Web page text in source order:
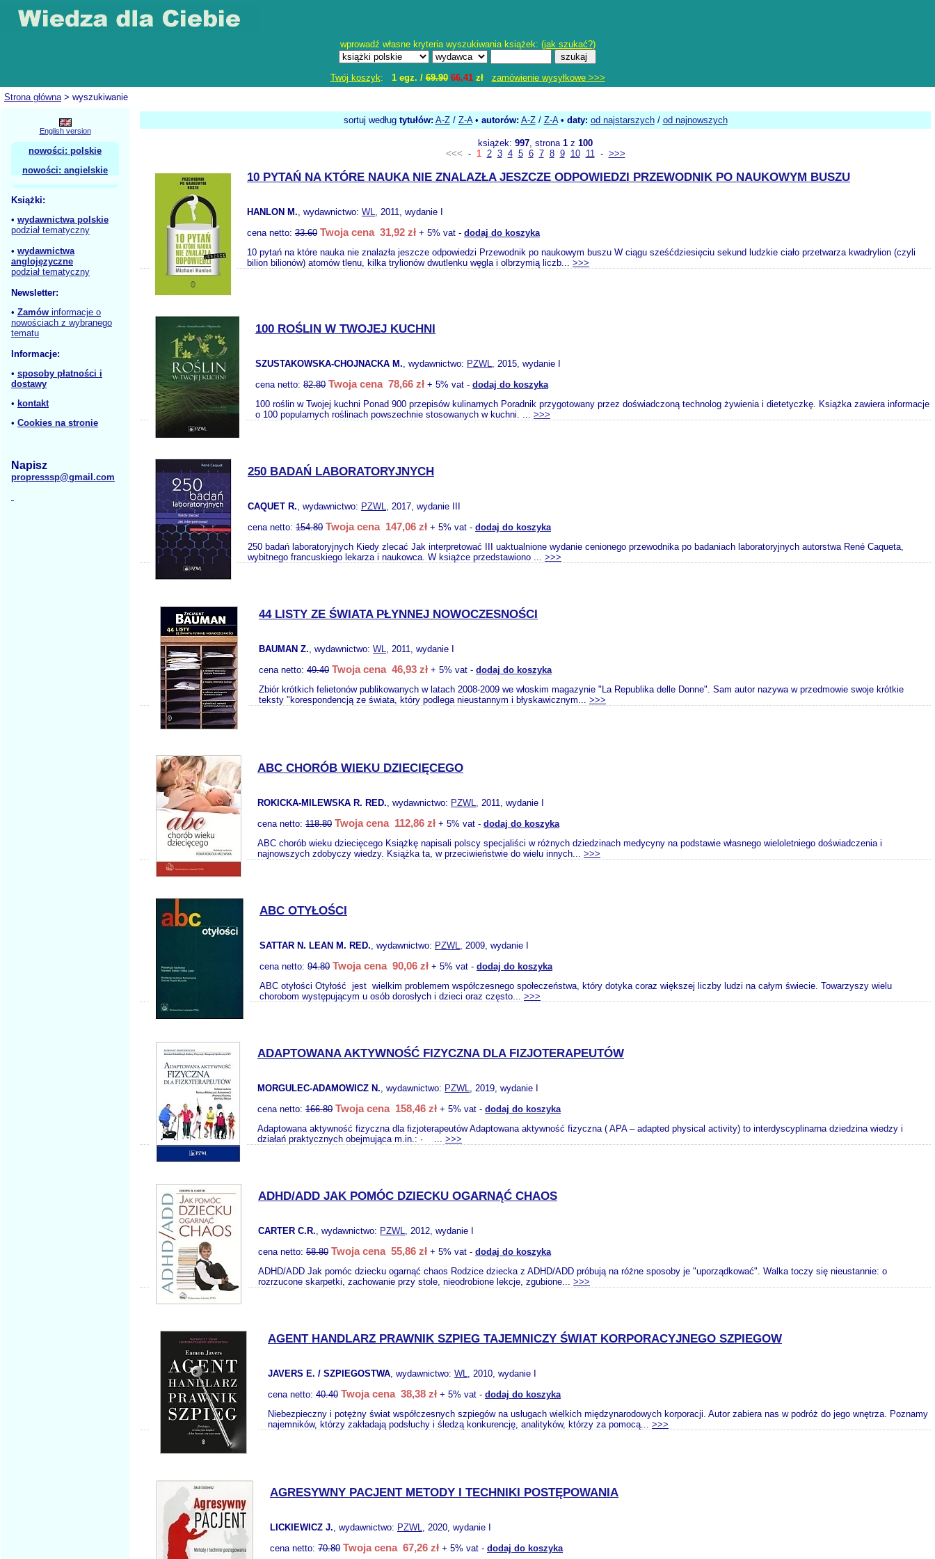
wprowadź własne kryteria wyszukiwania książek: (jak szukać?)
Twój koszyk: 1 egz. /69.90 66,41zł
zamówienie wysyłkowe >>>
Strona główna> wyszukiwanie
English version
nowości: polskie
nowości: angielskie
Książki:
• wydawnictwa polskie
podział tematyczny
• wydawnictwa
anglojęzyczne
podział tematyczny
Newsletter:
• Zamów informacje o
nowościach z wybranego
tematu
Informacje:
• sposoby płatności i
dostawy
• kontakt
• Cookies na stronie
Napisz
propresssp@gmail.com
sortuj według tytułów: A-Z/ Z-A• autorów: A-Z/ Z-A• daty: od najstarszych/ od najnowszych
książek: 997, strona 1 z 100
<<< - 1 2 3 4 5 6 7 8 9 10 11- >>>
10 PYTAŃ NA KTÓRE NAUKA NIE ZNALAZŁA JESZCZE ODPOWIEDZI PRZEWODNIK PO NAUKOWYM BUSZU
HANLON M., wydawnictwo: WL, 2011, wydanie I
cena netto: 33.60 Twoja cena 31,92 zł + 5% vat - dodaj do koszyka
10 pytań na które nauka nie znalazła jeszcze odpowiedzi Przewodnik po naukowym buszu W ciągu sześćdziesięciu sekund ludzkie ciało przetwarza kwadrylion (czyli
bilion bilionów) atomów tlenu, kilka trylionów dwutlenku węgla i olbrzymią liczb... >>>
100 ROŚLIN W TWOJEJ KUCHNI
SZUSTAKOWSKA-CHOJNACKA M., wydawnictwo: PZWL, 2015, wydanie I
cena netto: 82.80 Twoja cena 78,66 zł + 5% vat - dodaj do koszyka
100 roślin w Twojej kuchni Ponad 900 przepisów kulinarnych Poradnik przygotowany przez doświadczoną technolog żywienia i dietetyczkę. Książka zawiera informacje
o 100 popularnych roślinach powszechnie stosowanych w kuchni. ... >>>
250 BADAŃ LABORATORYJNYCH
CAQUET R., wydawnictwo: PZWL, 2017, wydanie III
cena netto: 154.80 Twoja cena 147,06 zł + 5% vat - dodaj do koszyka
250 badań laboratoryjnych Kiedy zlecać Jak interpretować III uaktualnione wydanie cenionego przewodnika po badaniach laboratoryjnych autorstwa René Caqueta,
wybitnego francuskiego lekarza i naukowca. W książce przedstawiono ... >>>
44 LISTY ZE ŚWIATA PŁYNNEJ NOWOCZESNOŚCI
BAUMAN Z., wydawnictwo: WL, 2011, wydanie I
cena netto: 49.40 Twoja cena 46,93 zł + 5% vat - dodaj do koszyka
Zbiór krótkich felietonów publikowanych w latach 2008-2009 we włoskim magazynie "La Republika delle Donne". Sam autor nazywa w przedmowie swoje krótkie
teksty "korespondencją ze świata, który podlega nieustannym i błyskawicznym... >>>
ABC CHORÓB WIEKU DZIECIĘCEGO
ROKICKA-MILEWSKA R. RED., wydawnictwo: PZWL, 2011, wydanie I
cena netto: 118.80 Twoja cena 112,86 zł + 5% vat - dodaj do koszyka
ABC chorób wieku dziecięcego Książkę napisali polscy specjaliści w różnych dziedzinach medycyny na podstawie własnego wieloletniego doświadczenia i
najnowszych zdobyczy wiedzy. Książka ta, w przeciwieństwie do wielu innych... >>>
ABC OTYŁOŚCI
SATTAR N. LEAN M. RED., wydawnictwo: PZWL, 2009, wydanie I
cena netto: 94.80 Twoja cena 90,06 zł + 5% vat - dodaj do koszyka
ABC otyłości Otyłość jest wielkim problemem współczesnego społeczeństwa, który dotyka coraz większej liczby ludzi na całym świecie. Towarzyszy wielu
chorobom występującym u osób dorosłych i dzieci oraz często... >>>
ADAPTOWANA AKTYWNOŚĆ FIZYCZNA DLA FIZJOTERAPEUTÓW
MORGULEC-ADAMOWICZ N., wydawnictwo: PZWL, 2019, wydanie I
cena netto: 166.80 Twoja cena 158,46 zł + 5% vat - dodaj do koszyka
Adaptowana aktywność fizyczna dla fizjoterapeutów Adaptowana aktywność fizyczna ( APA – adapted physical activity) to interdyscyplinarna dziedzina wiedzy i
działań praktycznych obejmująca m.in.: · ... >>>
ADHD/ADD JAK POMÓC DZIECKU OGARNĄĆ CHAOS
CARTER C.R., wydawnictwo: PZWL, 2012, wydanie I
cena netto: 58.80 Twoja cena 55,86 zł + 5% vat - dodaj do koszyka
ADHD/ADD Jak pomóc dziecku ogarnąć chaos Rodzice dziecka z ADHD/ADD próbują na różne sposoby je "uporządkować". Walka toczy się nieustannie: o
rozrzucone skarpetki, zachowanie przy stole, nieodrobione lekcje, zgubione... >>>
AGENT HANDLARZ PRAWNIK SZPIEG TAJEMNICZY ŚWIAT KORPORACYJNEGO SZPIEGOW
JAVERS E. / SZPIEGOSTWA, wydawnictwo: WL, 2010, wydanie I
cena netto: 40.40 Twoja cena 38,38 zł + 5% vat - dodaj do koszyka
Niebezpieczny i potężny świat współczesnych szpiegów na usługach wielkich międzynarodowych korporacji. Autor zabiera nas w podróż do jego wnętrza. Poznamy
najemników, którzy zakładają podsłuchy i śledzą konkurencję, analityków, którzy za pomocą... >>>
AGRESYWNY PACJENT METODY I TECHNIKI POSTĘPOWANIA
LICKIEWICZ J., wydawnictwo: PZWL, 2020, wydanie I
cena netto: 70.80 Twoja cena 67,26 zł + 5% vat - dodaj do koszyka